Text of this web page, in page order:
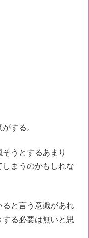
する。
うとするあまり
まうのかもしれな
ると言う意識があれ
る必要は無いと思